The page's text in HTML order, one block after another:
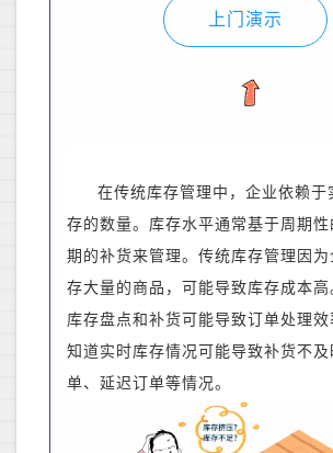
上门演示
在传统库存管理中，企业依赖于
存的数量。库存水平通常基于周期性
期的补货来管理。传统库存管理因
存大量的商品，可能导致库存成本
库存盘点和补货可能导致订单处理
知道实时库存情况可能导致补货不
单、延迟订单等情况。